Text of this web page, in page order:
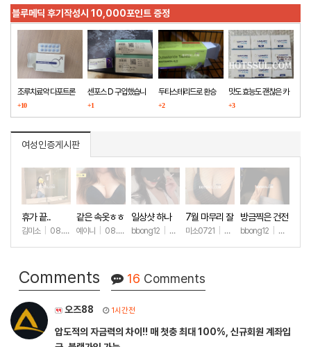
블루메딕 후기작성시 10,000포인트 증정
조루치료약 다포트론
구매했습니다
+10
센포스 D 구입했습니
다
+1
두타스테리드로 환승
+2
맛도 효능도 괜찮은 카
마그라
+3
여성인증게시판
휴가 끝..
김미소 08.07 +94
같은 속옷ㅎㅎ
예이니 08.04 +67
일상샷 하나
bbong12 07.31+89
7월 마무리 잘
하세요🫶
미소0721 07.31+257
방금찍은 건전
한 일상샷
bbong12 07.28
Comments 16 Comments
오즈88 1시간전
압도적의 자금력의 차이!! 매 첫충 최대 100%, 신규회원 계좌입